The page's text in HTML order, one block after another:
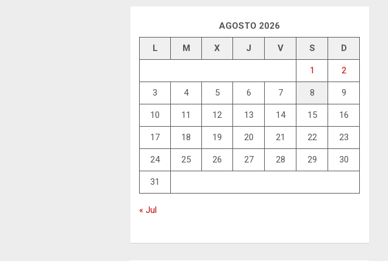
AGOSTO 2026
L M X J V S D
1 2
3 4 5 6 7 8 9
10 11 12 13 14 15 16
17 18 19 20 21 22 23
24 25 26 27 28 29 30
31
« Jul